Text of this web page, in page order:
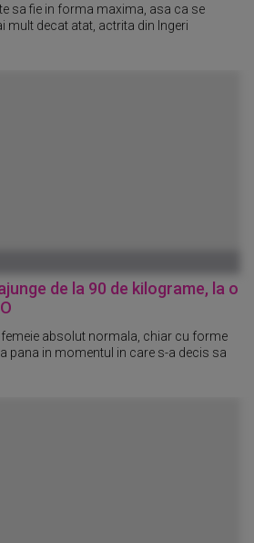
sa fie in forma maxima, asa ca se
mult decat atat, actrita din Ingeri
de la 90 de kilograme, la o
femeie absolut normala, chiar cu forme
pana in momentul in care s-a decis sa